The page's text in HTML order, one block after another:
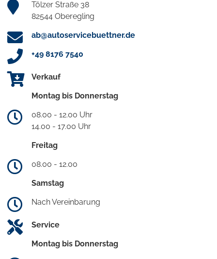
Tölzer Straße 38
82544 Oberegling
ab@autoservicebuettner.de
+49 8176 7540
Verkauf
Montag bis Donnerstag
08.00 - 12.00 Uhr
14.00 - 17.00 Uhr
Freitag
08.00 - 12.00
Samstag
Nach Vereinbarung
Service
Montag bis Donnerstag